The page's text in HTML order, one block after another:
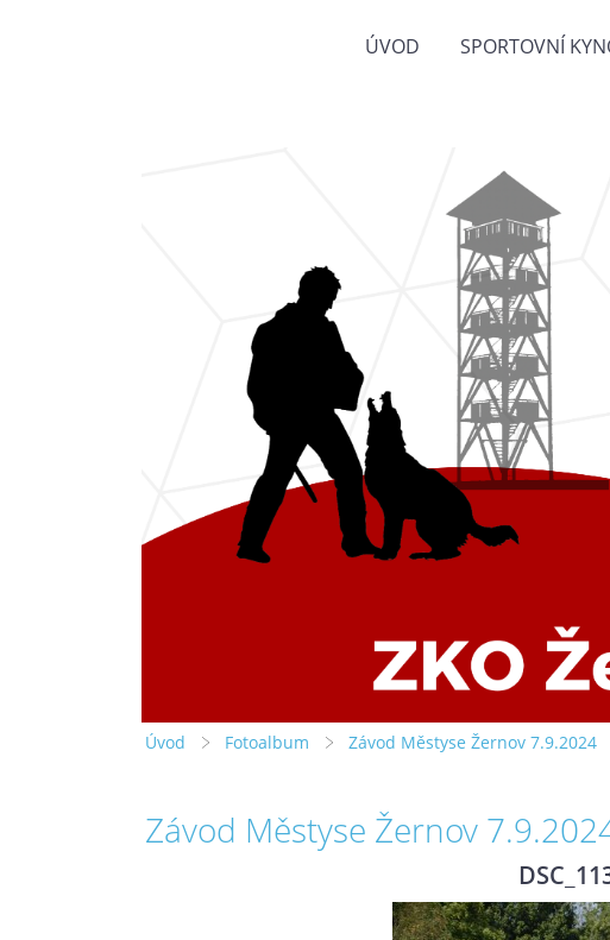
ÚVOD SPORTOVNÍ
Úvod Fotoalbum Závod Městyse Žernov 7.9.2024
Závod Městyse Žernov